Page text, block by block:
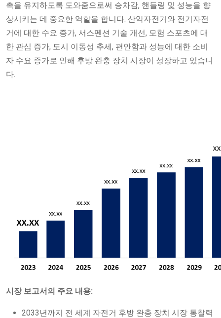
촉을 유지하도록 도와줌으로써 승차감, 핸들링 및 성능을 향
상시키는 데 중요한 역할을 합니다. 산악자전거와 전기자전
거에 대한 수요 증가, 서스펜션 기술 개선, 모험 스포츠에 대
한 관심 증가, 도시 이동성 추세, 편안함과 성능에 대한 소비
자 수요 증가로 인해 후방 완충 장치 시장이 성장하고 있습니
다.
시장 보고서의 주요 내용:
2033년까지 전 세계 자전거 후방 완충 장치 시장 통찰력